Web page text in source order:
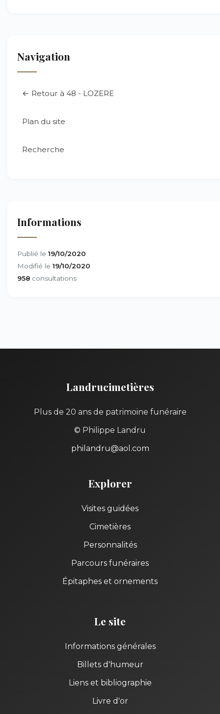
Navigation
← Retour à 48 - LOZERE
Plan du site
Recherche
Informations
Publié le 19/10/2020
Modifié le 19/10/2020
958 consultations
Landrucimetières
Plus de 20 ans de patrimoine funéraire
© Philippe Landru
philandru@aol.com
Explorer
Visites guidées
Cimetières
Personnalités
Parcours funéraires
Épitaphes et ornements
Le site
Informations générales
Billets d'humeur
Liens et bibliographie
Livre d'or